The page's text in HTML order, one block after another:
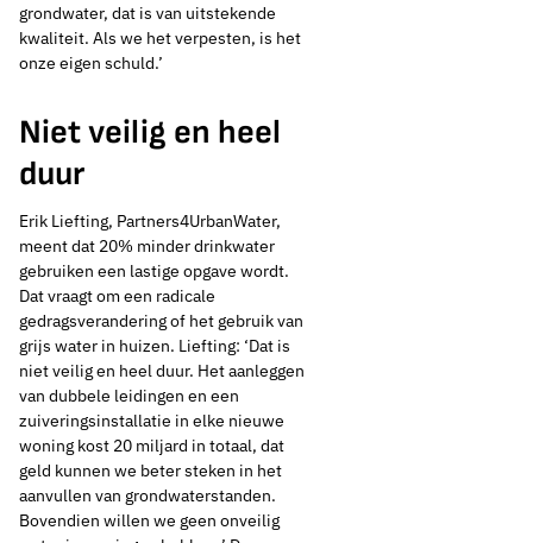
Drinkwaterbronnen en ondergrond
grondwater, dat is van uitstekende
kwaliteit. Als we het verpesten, is het
onze eigen schuld.’
Niet veilig en heel
duur
Erik Liefting, Partners4UrbanWater,
meent dat 20% minder drinkwater
gebruiken een lastige opgave wordt.
Dat vraagt om een radicale
gedragsverandering of het gebruik van
grijs water in huizen. Liefting: ‘Dat is
niet veilig en heel duur. Het aanleggen
van dubbele leidingen en een
zuiveringsinstallatie in elke nieuwe
woning kost 20 miljard in totaal, dat
geld kunnen we beter steken in het
aanvullen van grondwaterstanden.
Bovendien willen we geen onveilig